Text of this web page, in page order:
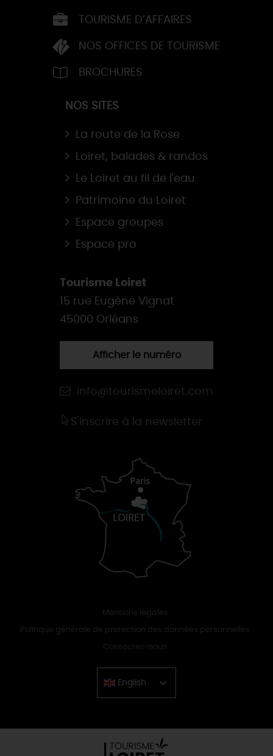
TOURISME D’AFFAIRES
NOS OFFICES DE TOURISME
BROCHURES
NOS SITES
La route de la Rose
Loiret, balades & randos
Le Loiret au fil de l'eau
Patrimoine du Loiret
Espace groupes
Espace pro
Tourisme Loiret
15 rue Eugène Vignat
45000 Orléans
Afficher le numéro
info@tourismeloiret.com
S'inscrire à la newsletter
Mentions légales
Politique générale de protection des données personnelles
Contactez-nous
English
Chinese